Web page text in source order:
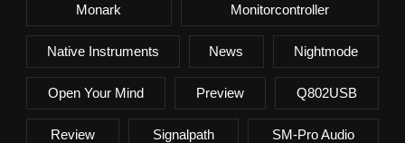
Monark Monitorcontroller
Native Instruments News Nightmode
Open Your Mind Preview Q802USB
Review Signalpath SM-Pro Audio